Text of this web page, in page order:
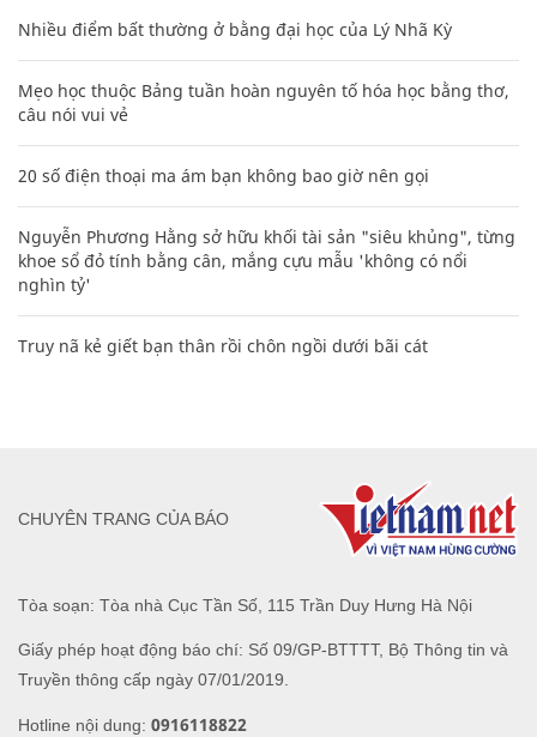
Nhiều điểm bất thường ở bằng đại học của Lý Nhã Kỳ
Mẹo học thuộc Bảng tuần hoàn nguyên tố hóa học bằng thơ,
câu nói vui vẻ
20 số điện thoại ma ám bạn không bao giờ nên gọi
Nguyễn Phương Hằng sở hữu khối tài sản "siêu khủng", từng
khoe sổ đỏ tính bằng cân, mắng cựu mẫu 'không có nổi
nghìn tỷ'
Truy nã kẻ giết bạn thân rồi chôn ngồi dưới bãi cát
Tòa soạn: Tòa nhà Cục Tần Số, 115 Trần Duy Hưng Hà Nội
Giấy phép hoạt động báo chí: Số 09/GP-BTTTT, Bộ Thông tin và
Truyền thông cấp ngày 07/01/2019.
Hotline nội dung: 0916118822
CHUYÊN TRANG CỦA BÁO